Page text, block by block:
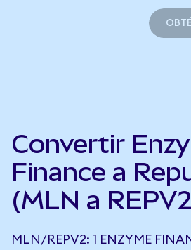
Convertir
Finance a
(MLN a
MLN/REPV2: 1 ENZYME